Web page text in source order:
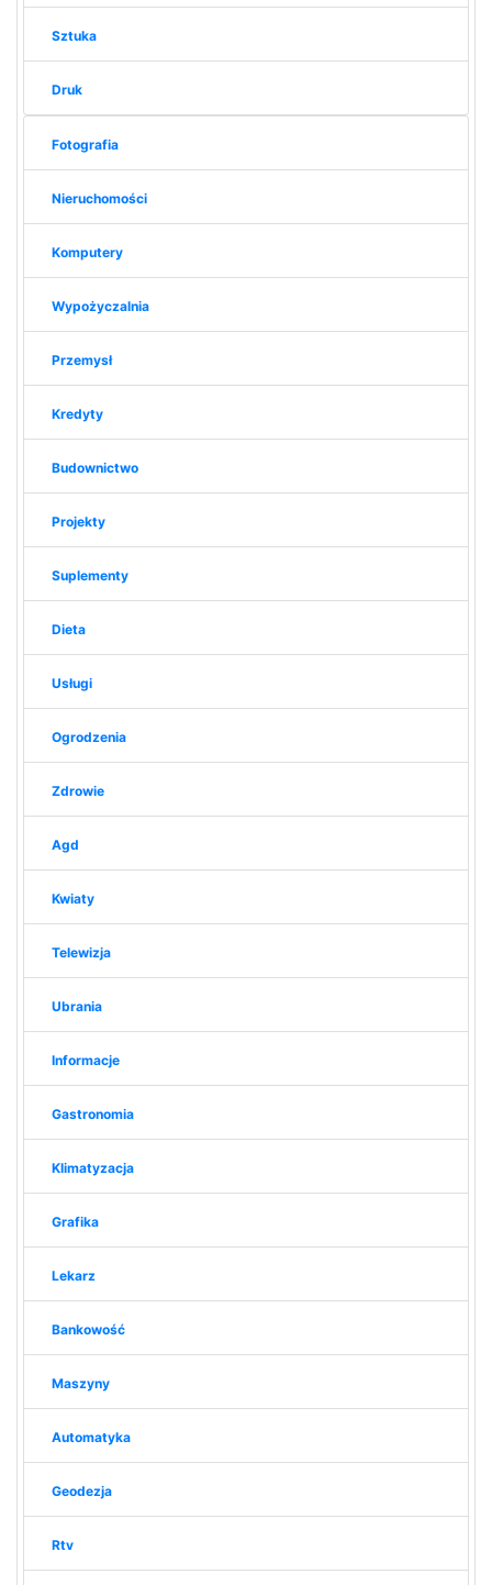
Sztuka
Druk
Fotografia
Nieruchomości
Komputery
Wypożyczalnia
Przemysł
Kredyty
Budownictwo
Projekty
Suplementy
Dieta
Usługi
Ogrodzenia
Zdrowie
Agd
Kwiaty
Telewizja
Ubrania
Informacje
Gastronomia
Klimatyzacja
Grafika
Lekarz
Bankowość
Maszyny
Automatyka
Geodezja
Rtv